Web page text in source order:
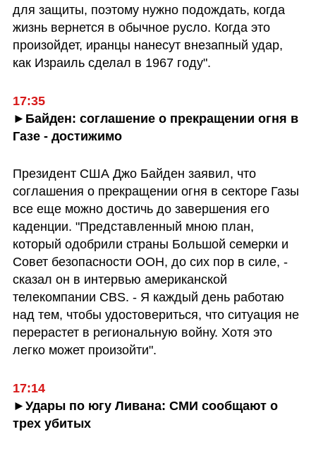
для защиты, поэтому нужно подождать, когда
жизнь вернется в обычное русло. Когда это
произойдет, иранцы нанесут внезапный удар,
как Израиль сделал в 1967 году".
17:35
►Байден: соглашение о прекращении огня в
Газе - достижимо
Президент США Джо Байден заявил, что
соглашения о прекращении огня в секторе Газы
все еще можно достичь до завершения его
каденции. "Представленный мною план,
который одобрили страны Большой семерки и
Совет безопасности ООН, до сих пор в силе, -
сказал он в интервью американской
телекомпании CBS. - Я каждый день работаю
над тем, чтобы удостовериться, что ситуация не
перерастет в региональную войну. Хотя это
легко может произойти".
17:14
►Удары по югу Ливана: СМИ сообщают о
трех убитых